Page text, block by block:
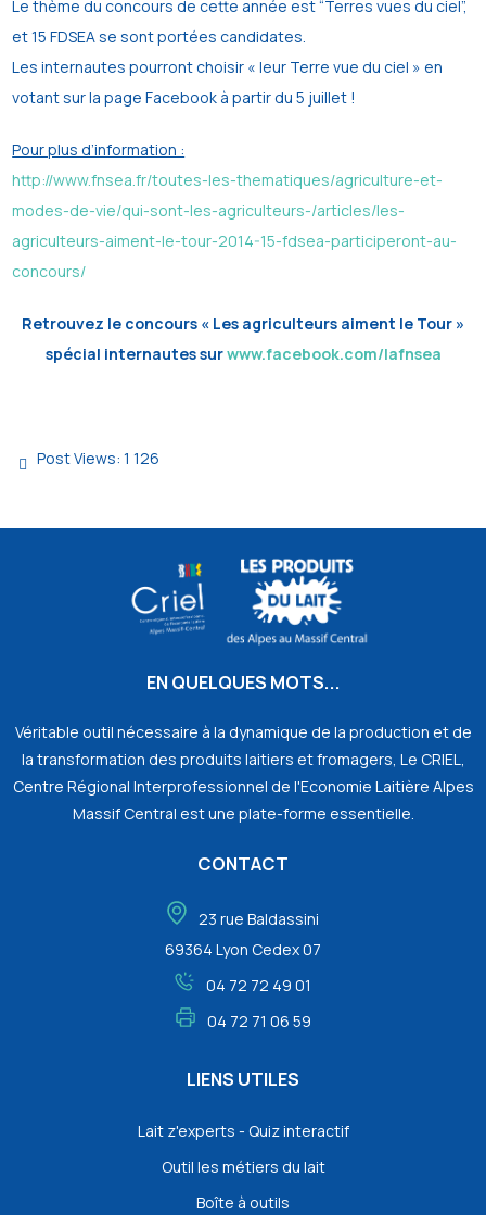
Le thème du concours de cette année est “Terres vues du ciel”,
et 15 FDSEA se sont portées candidates.
Les internautes pourront choisir « leur Terre vue du ciel » en
votant sur la page Facebook à partir du 5 juillet !
Pour plus d’information :
http://www.fnsea.fr/toutes-les-thematiques/agriculture-et-
modes-de-vie/qui-sont-les-agriculteurs-/articles/les-
agriculteurs-aiment-le-tour-2014-15-fdsea-participeront-au-
concours/
Retrouvez le concours « Les agriculteurs aiment le Tour »
spécial internautes surwww.facebook.com/lafnsea
Post Views: 1 126
EN QUELQUES MOTS...
Véritable outil nécessaire à la dynamique de la production et de
la transformation des produits laitiers et fromagers, Le CRIEL,
Centre Régional Interprofessionnel de l'Economie Laitière Alpes
Massif Central est une plate-forme essentielle.
CONTACT
23 rue Baldassini
69364 Lyon Cedex 07
04 72 72 49 01
04 72 71 06 59
LIENS UTILES
Lait z'experts - Quiz interactif
Outil les métiers du lait
Boîte à outils